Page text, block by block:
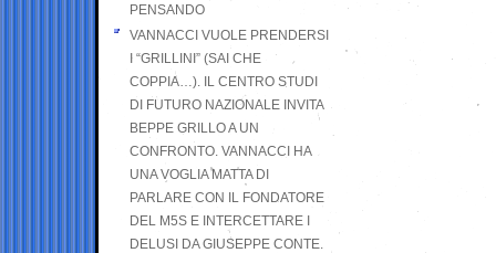
PENSANDO
VANNACCI VUOLE PRENDERSI
I “GRILLINI” (SAI CHE
COPPIA…). IL CENTRO STUDI
DI FUTURO NAZIONALE INVITA
BEPPE GRILLO A UN
CONFRONTO. VANNACCI HA
UNA VOGLIA MATTA DI
PARLARE CON IL FONDATORE
DEL M5S E INTERCETTARE I
DELUSI DA GIUSEPPE CONTE.